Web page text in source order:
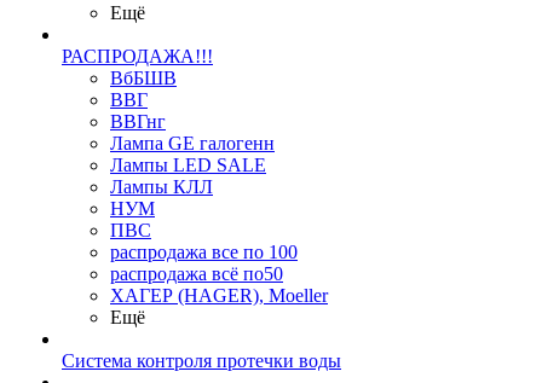
Ещё
РАСПРОДАЖА!!!
ВбБШВ
ВВГ
ВВГнг
Лампа GE галогенн
Лампы LED SALE
Лампы КЛЛ
НУМ
ПВС
распродажа все по 100
распродажа всё по50
ХАГЕР (HAGER), Moeller
Ещё
Система контроля протечки воды